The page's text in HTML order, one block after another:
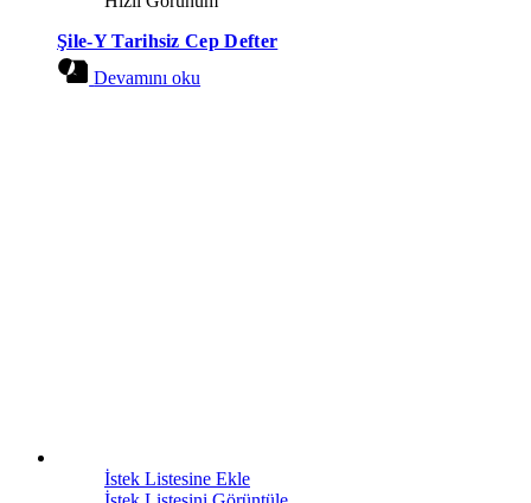
Şile-Y Tarihsiz Cep Defter
Devamını oku
İstek Listesine Ekle